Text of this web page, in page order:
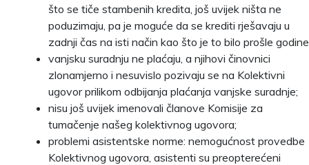
što se tiče stambenih kredita, još uvijek ništa ne
poduzimaju, pa je moguće da se krediti rješavaju u
zadnji čas na isti način kao što je to bilo prošle
vanjsku suradnju ne plaćaju, a njihovi činovnici
zlonamjerno i nesuvislo pozivaju se na Kolektivni
ugovor prilikom odbijanja plaćanja vanjske suradnje;
nisu još uvijek imenovali članove Komisije za
tumačenje našeg kolektivnog ugovora;
problemi asistentske norme: nemogućnost provedbe
Kolektivnog ugovora, asistenti su preopterećeni